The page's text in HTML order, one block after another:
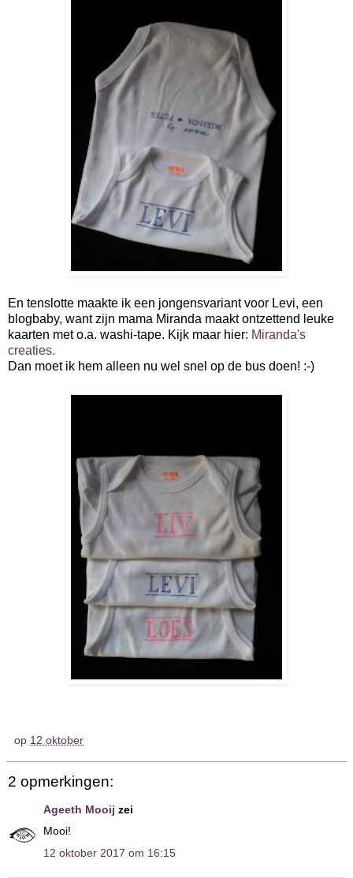
En tenslotte maakte ik een jongensvariant voor Levi, een
blogbaby, want zijn mama Miranda maakt ontzettend leuke
kaarten met o.a. washi-tape. Kijk maar hier: Miranda's
creaties.
Dan moet ik hem alleen nu wel snel op de bus doen! :-)
op 12 oktober
2 opmerkingen:
Ageeth Mooij zei
Mooi!
12 oktober 2017 om 16:15